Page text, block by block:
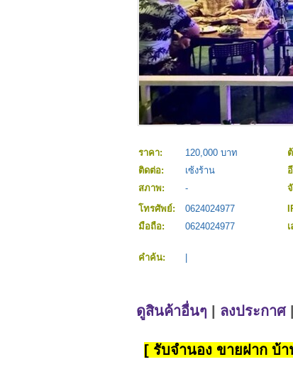
ราคา: 120,000 บาท
ติดต่อ:
เซ้งร้าน
สภาพ:
-
โทรศัพย์:
0624024977
มือถือ:
0624024977
คำค้น:
ดูสินค้าอื่นๆ ลงประกาศ|
[ รับจำนอง ขายฝาก บ้า